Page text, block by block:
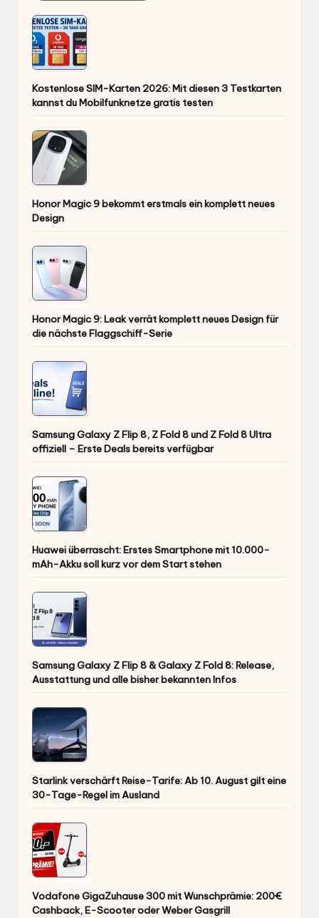
Kostenlose SIM-Karten 2026: Mit diesen 3 Testkarten
kannst du Mobilfunknetze gratis testen
Honor Magic 9 bekommt erstmals ein komplett neues
Design
Honor Magic 9: Leak verrät komplett neues Design für
die nächste Flaggschiff-Serie
Samsung Galaxy Z Flip 8, Z Fold 8 und Z Fold 8 Ultra
offiziell – Erste Deals bereits verfügbar
Huawei überrascht: Erstes Smartphone mit 10.000-
mAh-Akku soll kurz vor dem Start stehen
Samsung Galaxy Z Flip 8 & Galaxy Z Fold 8: Release,
Ausstattung und alle bisher bekannten Infos
Starlink verschärft Reise-Tarife: Ab 10. August gilt eine
30-Tage-Regel im Ausland
Vodafone GigaZuhause 300 mit Wunschprämie: 200€
Cashback, E-Scooter oder Weber Gasgrill